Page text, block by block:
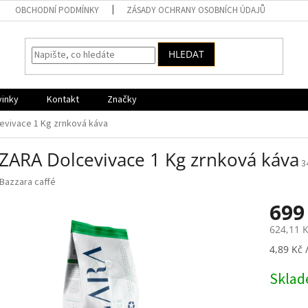
OBCHODNÍ PODMÍNKY ZÁSADY OCHRANY OSOBNÍCH ÚDAJŮ
HLEDAT
Kontakt
Značky
1 Kg zrnková káva
Dolcevivace 1 Kg zrnková káva
Bazzara caffé
624,11
Měrná
4,89 Kč